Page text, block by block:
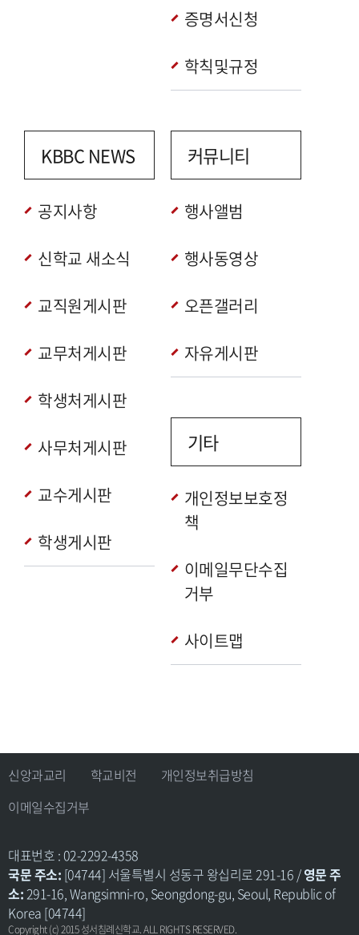
증명서신청
학칙및규정
KBBC NEWS
공지사항
신학교 새소식
교직원게시판
교무처게시판
학생처게시판
사무처게시판
교수게시판
학생게시판
커뮤니티
행사앨범
행사동영상
오픈갤러리
자유게시판
기타
개인정보보호정
책
이메일무단수집
거부
사이트맵
신앙과교리 학교비전
개인정보취급방침
이메일수집거부
대표번호 : 02-2292-4358
국문 주소: [04744] 서울특별시 성동구 왕십리로 291-16 /영문 주
소: 291-16, Wangsimni-ro, Seongdong-gu, Seoul, Republic of
Korea [04744]
Copyright (c) 2015 성서침례신학교. ALL RIGHTS RESERVED.